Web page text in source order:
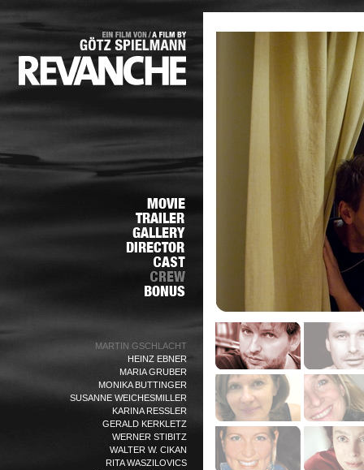
MARTIN GSCHLACHT
HEINZ EBNER
MARIA GRUBER
MONIKA BUTTINGER
SUSANNE WEICHESMILLER
KARINA RESSLER
GERALD KERKLETZ
WERNER STIBITZ
WALTER W. CIKAN
RITA WASZILOVICS